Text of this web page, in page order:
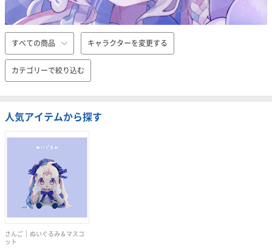
すべての商品 キャラクターを変更する
カテゴリーで絞り込む
人気アイテムから探す
さんご
ぬいぐるみ＆マスコ
ット